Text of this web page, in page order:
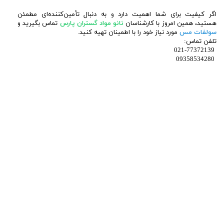
اگر کیفیت برای شما اهمیت دارد و به دنبال تأمین‌کننده‌ای مطمئن
هستید، همین امروز با کارشناسان نانو مواد گستران پارس تماس بگیرید و
سولفات مس مورد نیاز خود را با اطمینان تهیه کنید.
تلفن تماس: